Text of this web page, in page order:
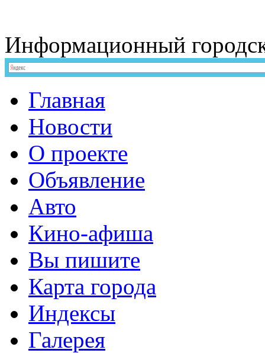
Информационный
Главная
Новости
О проекте
Объявление
Авто
Кино-афиша
Вы пишите
Карта города
Индексы
Галерея